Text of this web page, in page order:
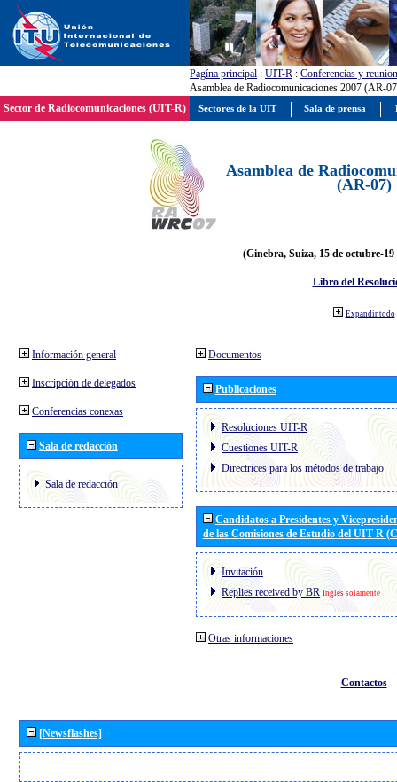
Pagína principal : UIT-R : Conferencias y
Asamblea de Radiocomunicaciones 2007 (AR-
Sector de Radiocomunicaciones (UIT-R)
Asamblea de
(AR-07)
(Ginebra, Suiza, 15 de octubre-19
Libro del
Expandir todo
Información general
Inscripción de delegados
Conferencias conexas
Sala de redacción
Sala de redacción
Documentos
Publicaciones
Resoluciones UIT-R
Cuestiones UIT-R
Directrices para los métodos de trabajo
Candidatos a Presidentes y
de las Comisiones de Estudio del UIT R
Invitación
Replies received by BR Inglés solamente
Otras informaciones
Contactos
[Newsflashes]
Sectores de la UIT Sala de prensa